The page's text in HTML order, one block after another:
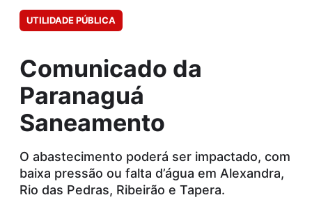
UTILIDADE PÚBLICA
Comunicado da
Paranaguá
Saneamento
O abastecimento poderá ser impactado, com
baixa pressão ou falta d’água em Alexandra,
Rio das Pedras, Ribeirão e Tapera.